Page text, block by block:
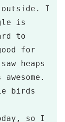
outside. I
is
to
for
heaps
birds
so I